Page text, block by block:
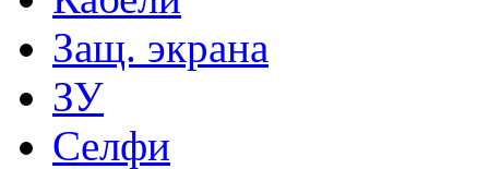
Защ. экрана
ЗУ
Селфи